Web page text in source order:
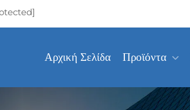
Αρχική Σελίδα Προϊόντα